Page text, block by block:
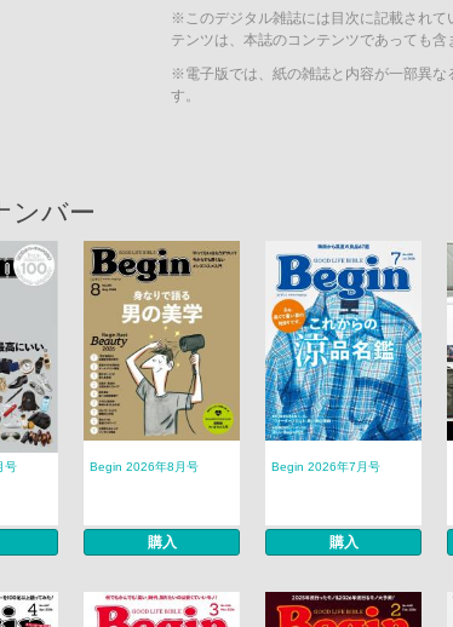
※このデジタル雑誌には目次に記載され
テンツは、本誌のコンテンツであっても含
※電子版では、紙の雑誌と内容が一部異な
す。
ンバー
号 Begin 2026年8月号
購入
Begin 2026年7月号
購入